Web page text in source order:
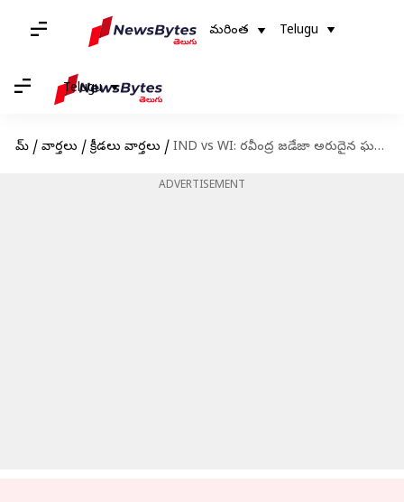
మరింత Telugu
Telugu
హోమ్ / వార్తలు / క్రీడలు వార్తలు / IND vs WI: ర‌వీంద్ర జ‌డేజా అరుదైన ఘ‌న‌త.. ఎంఎస్‌ ధోని రికార్డు బ్రేక్‌..
ADVERTISEMENT